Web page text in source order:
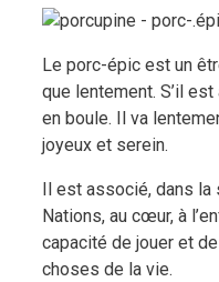
Le porc-épic est un
que lentement. S’il
en boule. Il va
joyeux et serein.
Il est associé, dans
Nations, au cœur, à
capacité de jouer et
choses de la vie.